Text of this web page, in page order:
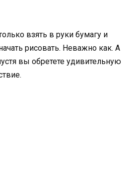
взять в руки бумагу и
рисовать. Неважно как. А
вы обретете удивительную